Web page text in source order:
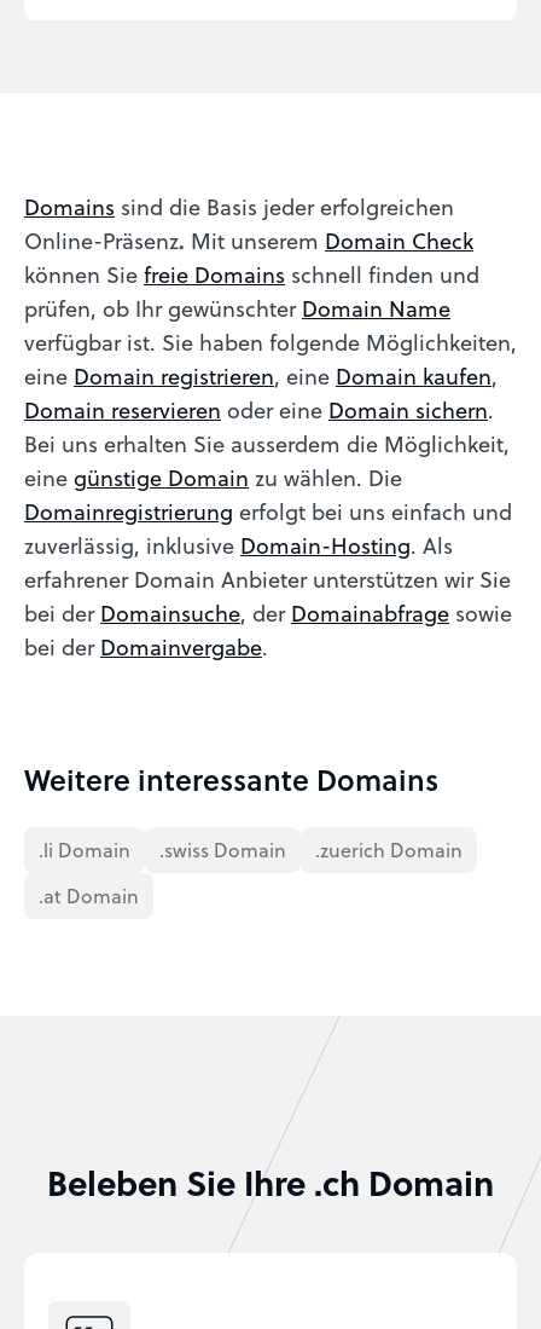
Schön, dass ich Ihnen helfen konnte.
Tut mir leid, Sie erreichen uns unter:
+41 44 310 87 66oder
support@metanet.ch
Domains sind die Basis jeder erfolgreichen
Online-Präsenz. Mit unserem Domain Check
können Siefreie Domains schnell finden und
prüfen, ob Ihr gewünschterDomain Name
verfügbar ist. Sie haben folgende Möglichkeiten,
eine Domain registrieren, eine Domain kaufen,
Domain reservieren oder eine Domain sichern.
Bei uns erhalten Sie ausserdem die Möglichkeit,
einegünstige Domain zu wählen. Die
Domainregistrierung erfolgt bei uns einfach und
zuverlässig, inklusive Domain-Hosting. Als
erfahrener Domain Anbieter unterstützen wir Sie
bei derDomainsuche, derDomainabfrage sowie
bei derDomainvergabe.
Weitere interessante Domains
.li Domain .swiss Domain
.zuerich Domain
.at Domain
Beleben Sie Ihre .ch Domain